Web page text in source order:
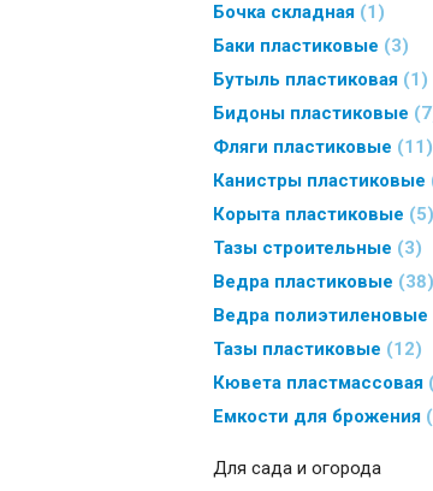
Бочка складная
1
Баки пластиковые
3
Бутыль пластиковая
1
Бидоны пластиковые
7
Фляги пластиковые
11
Канистры пластиковые
Корыта пластиковые
5
Тазы строительные
3
Ведра пластиковые
38
Ведра полиэтиленовые
Тазы пластиковые
12
Кювета пластмассовая
Емкости для брожения
Для сада и огорода